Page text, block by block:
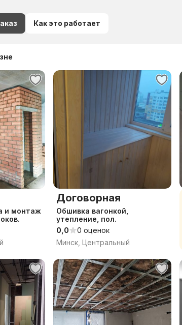
Как это работает
и монтаж
Договорная
Обшивка вагонкой,
утепление, пол.
0,0
0 оценок
Минск, Центральный